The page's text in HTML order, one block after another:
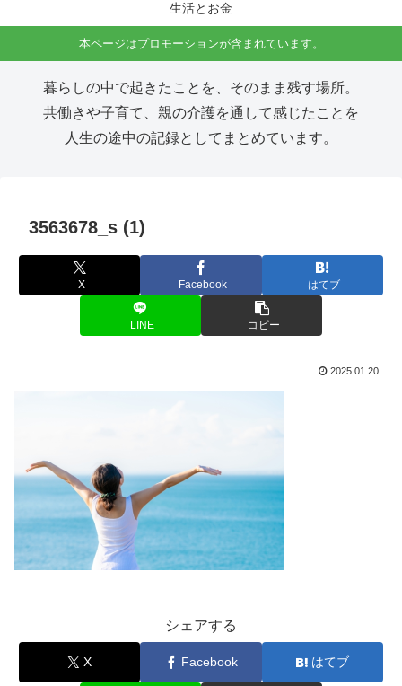
生活とお金
本ページはプロモーションが含まれています。
暮らしの中で起きたことを、そのまま残す場所。
共働きや子育て、親の介護を通して感じたことを
人生の途中の記録としてまとめています。
3563678_s (1)
X Facebook はてブ
LINE コピー
2025.01.20
シェアする
X Facebook はてブ